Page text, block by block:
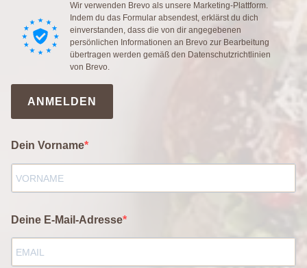
Wir verwenden Brevo als unsere Marketing-Plattform.
Indem du das Formular absendest, erklärst du dich
einverstanden, dass die von dir angegebenen
persönlichen Informationen an Brevo zur Bearbeitung
übertragen werden gemäß den Datenschutzrichtlinien
von Brevo.
ANMELDEN
Dein Vorname
Deine E-Mail-Adresse